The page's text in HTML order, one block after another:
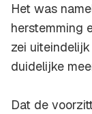
Het was
herstemming
zei
duidelijke
Dat de